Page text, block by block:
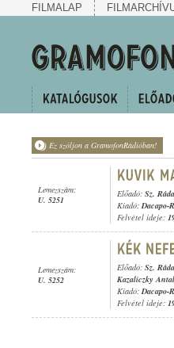
FILMALAP
Ez szóljon a GramofonRádióban!
Lemezszám:
U. 5251
Előadó: Sz.
Kiadó:Dacapo-
Felvétel ideje:
Lemezszám:
U. 5252
Előadó: Sz.
Kazaliczky Antal
Kiadó:Dacapo-
Felvétel ideje: